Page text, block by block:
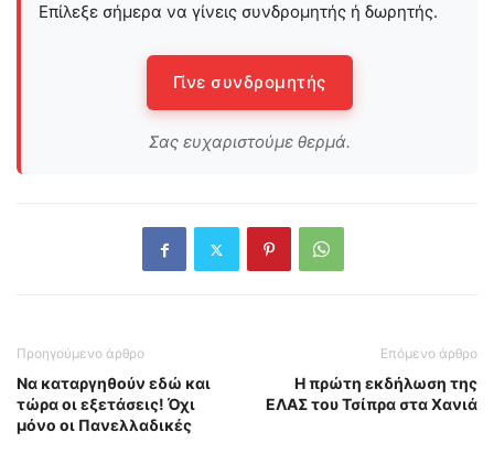
Επίλεξε σήμερα να γίνεις συνδρομητής ή δωρητής.
Γίνε συνδρομητής
Σας ευχαριστούμε θερμά.
Προηγούμενο άρθρο
Να καταργηθούν εδώ και
τώρα οι εξετάσεις! Όχι
μόνο οι Πανελλαδικές
Επόμενο άρθρο
Η πρώτη εκδήλωση της
ΕΛΑΣ του Τσίπρα στα Χανιά